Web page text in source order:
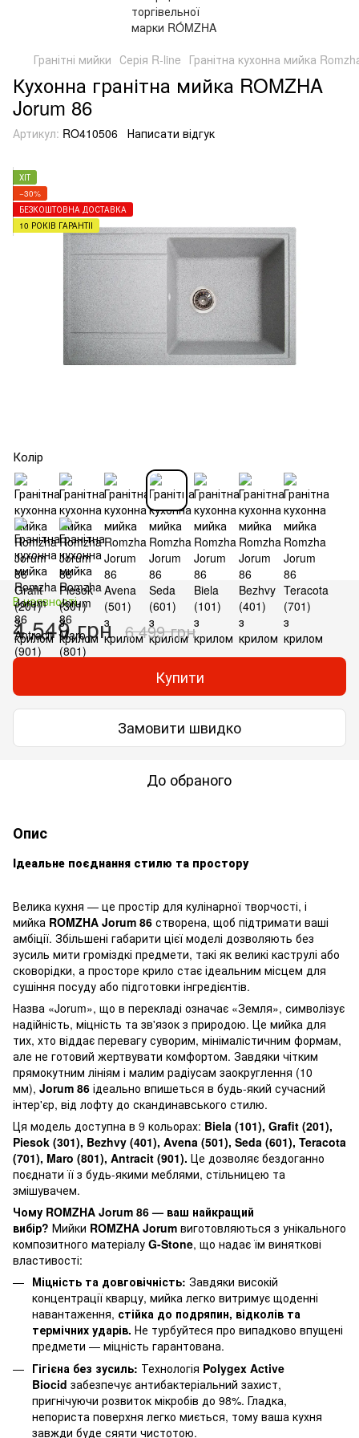
Гранітні мийки Серія R-line Гранітна кухонна мийка
Кухонна гранітна мийка ROMZHA
Jorum 86
Артикул: RO410506 Написати відгук
ХІТ
−30%
БЕЗКОШТОВНА ДОСТАВКА
10 РОКІВ ГАРАНТІЇ
Колір
В наявності
4 549 грн 6 499 грн
Купити
Замовити швидко
До обраного
Опис
Ідеальне поєднання стилю та простору
Велика кухня — це простір для кулінарної творчості, і
мийка ROMZHA Jorum 86 створена, щоб підтримати ваші
амбіції. Збільшені габарити цієї моделі дозволяють без
зусиль мити громіздкі предмети, такі як великі каструлі або
сковорідки, а просторе крило стає ідеальним місцем для
сушіння посуду або підготовки інгредієнтів.
Назва «Jorum», що в перекладі означає «Земля», символізує
надійність, міцність та зв'язок з природою. Це мийка для
тих, хто віддає перевагу суворим, мінімалістичним формам,
але не готовий жертвувати комфортом. Завдяки чітким
прямокутним лініям і малим радіусам заокруглення (10
мм), Jorum 86 ідеально впишеться в будь-який сучасний
інтер'єр, від лофту до скандинавського стилю.
Ця модель доступна в 9 кольорах: Biela (101), Grafit (201),
Piesok (301), Bezhvy (401), Avena (501), Seda (601), Teracota
(701), Maro (801), Antracit (901). Це дозволяє бездоганно
поєднати її з будь-якими меблями, стільницею та
змішувачем.
Чому ROMZHA Jorum 86 — ваш найкращий
вибір? Мийки ROMZHA Jorum виготовляються з унікального
композитного матеріалу G-Stone, що надає їм виняткові
властивості:
Міцність та довговічність: Завдяки високій
концентрації кварцу, мийка легко витримує щоденні
навантаження, стійка до подряпин, відколів та
термічних ударів. Не турбуйтеся про випадково впущені
предмети — міцність гарантована.
Гігієна без зусиль: Технологія Polygex Active
Biocid забезпечує антибактеріальний захист,
пригнічуючи розвиток мікробів до 98%. Гладка,
непориста поверхня легко миється, тому ваша кухня
завжди буде сяяти чистотою.